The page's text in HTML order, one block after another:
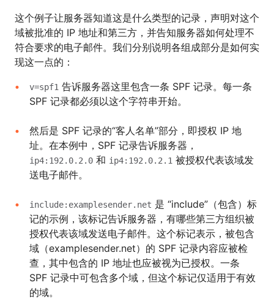
这个例子让服务器知道这是什么类型的记录，声明对这个
域被批准的 IP 地址和第三方，并告知服务器如何处理不
符合要求的电子邮件。我们分别说明各组成部分是如何实
现这一点的：
v=spf1 告诉服务器这里包含一条 SPF 记录。每一条
SPF 记录都必须以这个字符串开始。
然后是 SPF 记录的“客人名单”部分，即授权 IP 地
址。在本例中，SPF 记录告诉服务器，
ip4:192.0.2.0 和 ip4:192.0.2.1 被授权代表该域发
送电子邮件。
include:examplesender.net 是 “include”（包含）标
记的示例，该标记告诉服务器，有哪些第三方组织被
授权代表该域发送电子邮件。这个标记表示，被包含
域（examplesender.net）的 SPF 记录内容应被检
查，其中包含的 IP 地址也应被视为已授权。一条
SPF 记录中可包含多个域，但这个标记仅适用于有效
的域。